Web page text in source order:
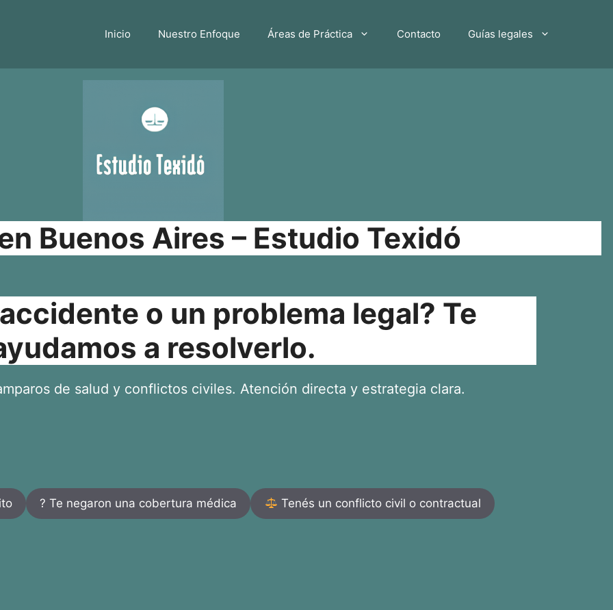
Inicio Nuestro Enfoque Áreas de Práctica Contacto Guías legales
Buenos Aires – Estudio Texidó
o un problema legal? Te
a resolverlo.
de salud y conflictos civiles. Atención directa y estrategia clara.
? Te negaron una cobertura médica Tenés un conflicto civil o contractual